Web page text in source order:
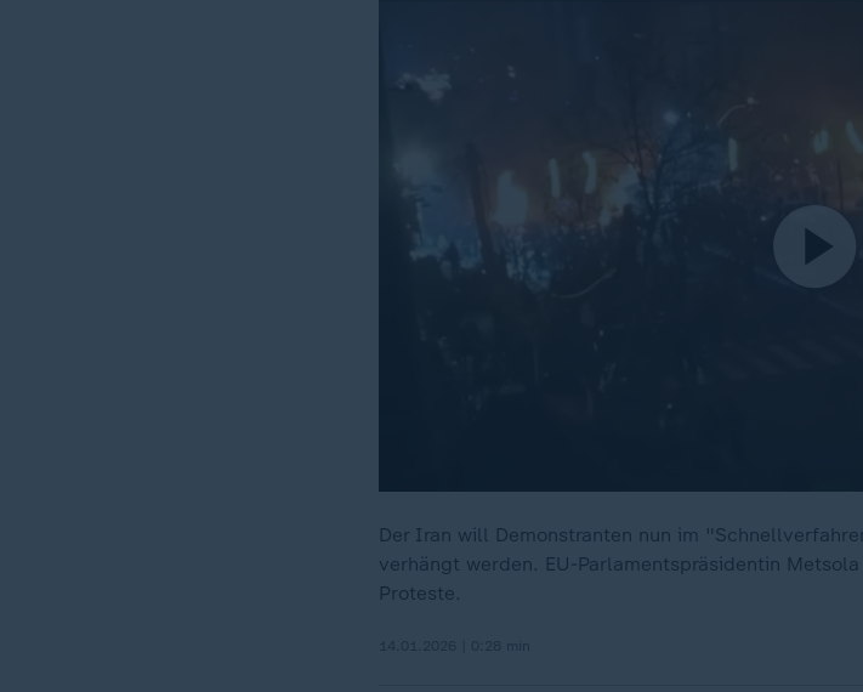
Der Iran will Demonstranten nun im
verhängt werden. EU-Parlamentspräsidentin
Proteste.